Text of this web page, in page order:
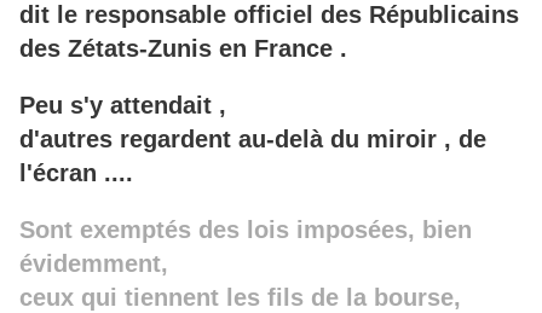
dit le responsable officiel des Républicains
des Zétats-Zunis en France .
Peu s'y attendait ,
d'autres regardent au-delà du miroir , de
l'écran ....
Sont exemptés des lois imposées, bien
évidemment,
ceux qui tiennent les fils de la bourse,